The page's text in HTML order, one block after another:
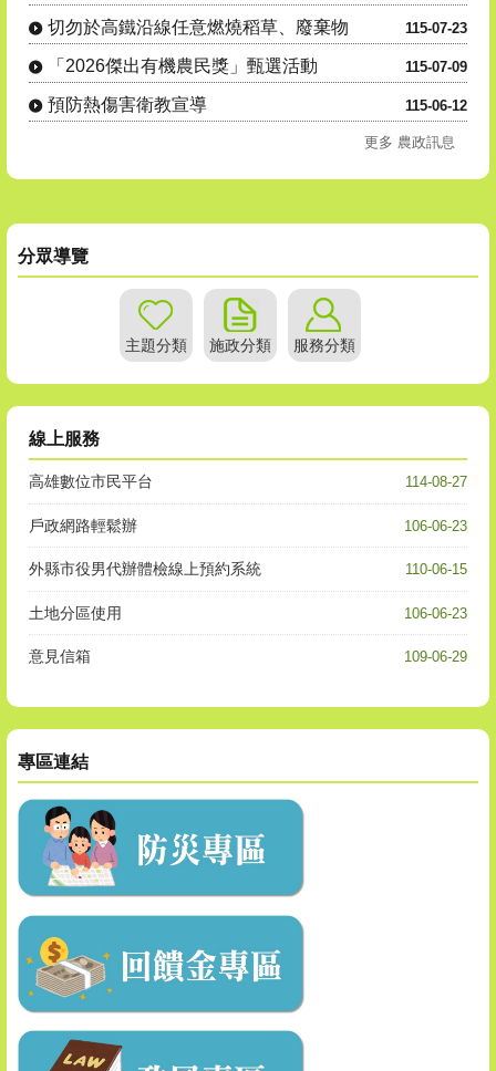
115-07-23
切勿於高鐵沿線任意燃燒稻草、廢棄物
115-07-09
「2026傑出有機農民獎」甄選活動
115-06-12
預防熱傷害衛教宣導
更多 農政訊息
分眾導覽
主題分類 施政分類 服務分類
線上服務
114-08-27
高雄數位市民平台
106-06-23
戶政網路輕鬆辦
110-06-15
外縣市役男代辦體檢線上預約系統
106-06-23
土地分區使用
109-06-29
意見信箱
專區連結